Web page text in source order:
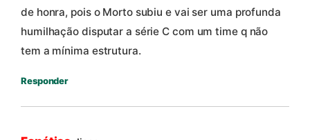
de honra, pois o Morto subiu e vai ser uma profunda
humilhação disputar a série C com um time q não
tem a mínima estrutura.
Responder